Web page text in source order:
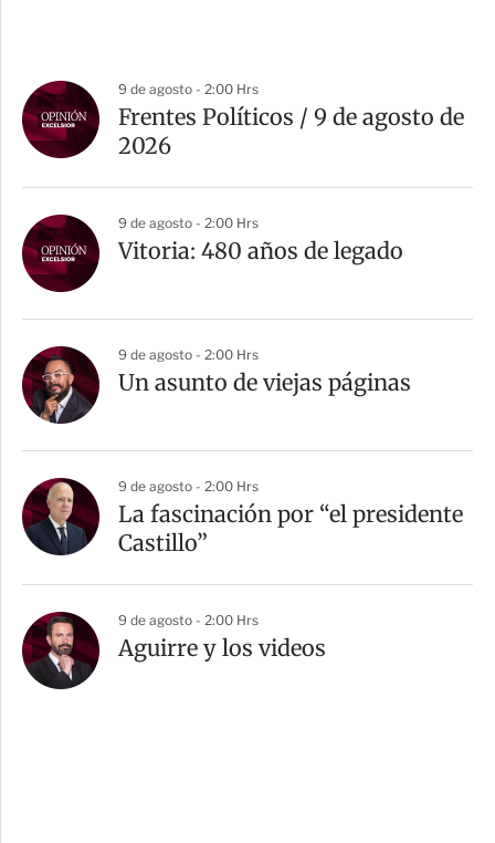
9 de agosto - 2:00 Hrs
Frentes Políticos / 9 de agosto de
2026
9 de agosto - 2:00 Hrs
Vitoria: 480 años de legado
9 de agosto - 2:00 Hrs
Un asunto de viejas páginas
9 de agosto - 2:00 Hrs
La fascinación por “el presidente
Castillo”
9 de agosto - 2:00 Hrs
Aguirre y los videos